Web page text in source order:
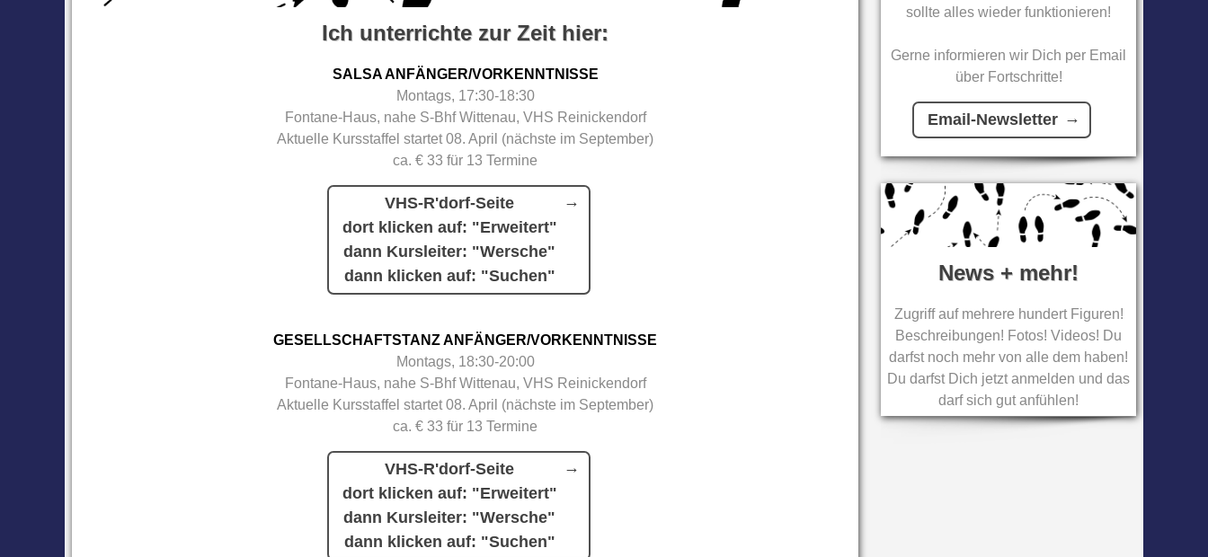
Ich unterrichte zur Zeit hier:
SALSA ANFÄNGER/VORKENNTNISSE
Montags, 17:30-18:30
Fontane-Haus, nahe S-Bhf Wittenau, VHS Reinickendorf
Aktuelle Kursstaffel startet 08. April (nächste im September)
ca. € 33 für 13 Termine
VHS-R'dorf-Seite
dort klicken auf: "Erweitert"
dann Kursleiter: "Wersche"
dann klicken auf: "Suchen"
GESELLSCHAFTSTANZ ANFÄNGER/VORKENNTNISSE
Montags, 18:30-20:00
Fontane-Haus, nahe S-Bhf Wittenau, VHS Reinickendorf
Aktuelle Kursstaffel startet 08. April (nächste im September)
ca. € 33 für 13 Termine
VHS-R'dorf-Seite
dort klicken auf: "Erweitert"
dann Kursleiter: "Wersche"
dann klicken auf: "Suchen"
sollte alles wieder funktionieren!
Gerne informieren wir Dich per Email
über Fortschritte!
Email-Newsletter
News + mehr!
Zugriff auf mehrere hundert Figuren!
Beschreibungen! Fotos! Videos! Du
darfst noch mehr von alle dem haben!
Du darfst Dich jetzt anmelden und das
darf sich gut anfühlen!